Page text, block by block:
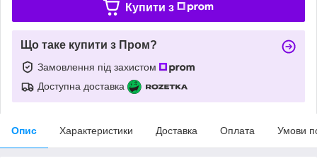
Купити з
Що таке купити з Пром?
Замовлення під захистом
Доступна доставка
Опис Характеристики Доставка Оплата Умови